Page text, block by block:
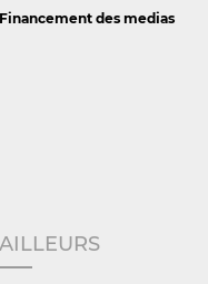
Financement des medias
AILLEURS